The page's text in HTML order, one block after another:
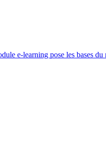
e-learning pose les bases